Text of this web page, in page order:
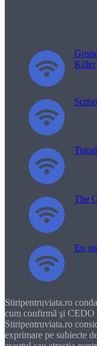
Killer
The
Eu
Stiripentruviata.ro
cum confirmă şi
Stiripentruviata.ro
exprimare pe subiecte